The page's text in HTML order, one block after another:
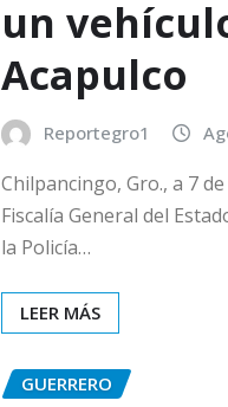
un
Acapulco
Reportegro1
Chilpancingo, Gro., a 7
Fiscalía General del
la Policía…
LEER MÁS
GUERRERO